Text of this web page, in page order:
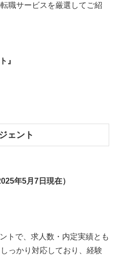
職サービスを厳選してご紹
』
ェント
年5月7日現在）
トで、求人数・内定実績とも
っかり対応しており、経験